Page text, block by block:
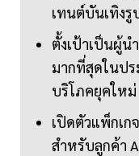
เทนต์บันเทิง
ตั้งเป้าเป็นผู้
มากที่สุดในป
บริโภคยุคใหม่
เปิดตัวแพ็กเก
สำหรับลูกค้า